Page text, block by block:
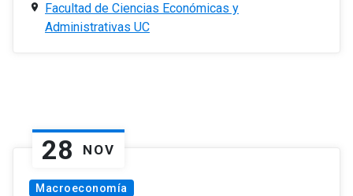
Facultad de Ciencias Económicas y
Administrativas UC
28 NOV
Macroeconomía